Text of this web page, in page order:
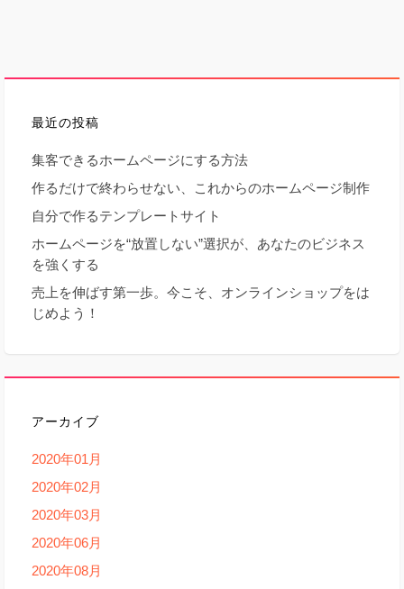
最近の投稿
集客できるホームページにする方法
作るだけで終わらせない、これからのホームページ制作
自分で作るテンプレートサイト
ホームページを“放置しない”選択が、あなたのビジネス
を強くする
売上を伸ばす第一歩。今こそ、オンラインショップをは
じめよう！
アーカイブ
2020年01月
2020年02月
2020年03月
2020年06月
2020年08月